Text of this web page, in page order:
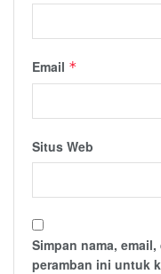
Email *
Situs Web
Simpan nama,
peramban ini untuk